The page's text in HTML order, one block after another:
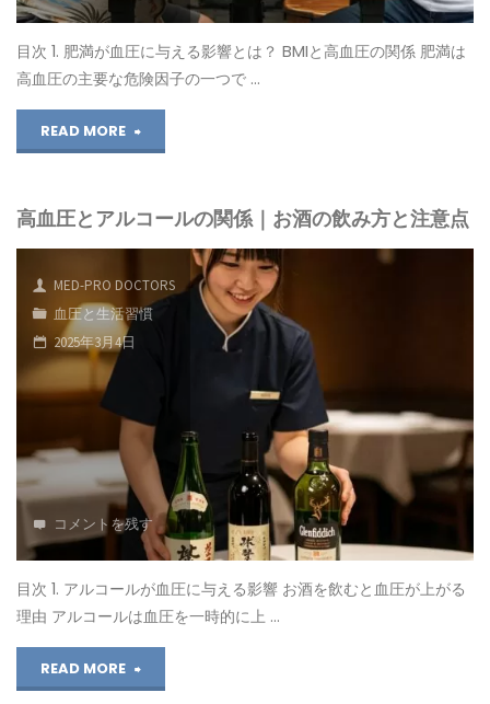
｜
薬
に
ら
い
管
理"
目次 1. 肥満が血圧に与える影響とは？ BMIと高血圧の関係 肥満は
高血圧の主要な危険因子の一つで …
READ MORE
"高
圧
肥
関
｜
体
重
高血圧とアルコールの関係｜お酒の飲み方と注意点
MED-PRO DOCTORS
血圧と生活習慣
2025年3月4日
コメントを残す
目次 1. アルコールが血圧に与える影響 お酒を飲むと血圧が上がる
理由 アルコールは血圧を一時的に上 …
READ MORE
"高